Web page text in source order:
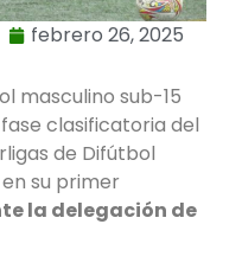
febrero 26, 2025
masculino sub-15
clasificatoria del
de Difútbol
en su primer
la delegación de